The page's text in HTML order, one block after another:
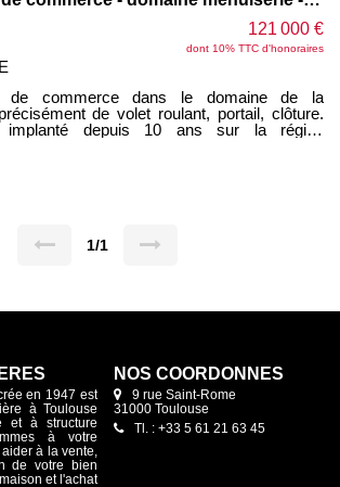
121 000 €
dont 10% TTC d'honoraires
de commerce dans le domaine de la
roulant, portail, clôture.
implanté depuis 10 ans sur la région
57m² . Loyer 1300 euros/mois
1/1
en 1947 est
à Toulouse
et à structure
à votre
à la vente,
de votre bien
et l'achat
NOS COORDONNES
9 rue Saint-Rome
31000 Toulouse
Tl. : +33 5 61 21 63 45